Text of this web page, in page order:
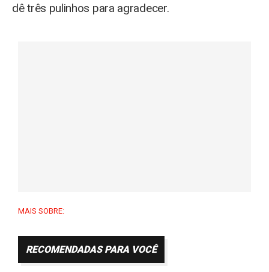
dê três pulinhos para agradecer.
MAIS SOBRE:
RECOMENDADAS PARA VOCÊ